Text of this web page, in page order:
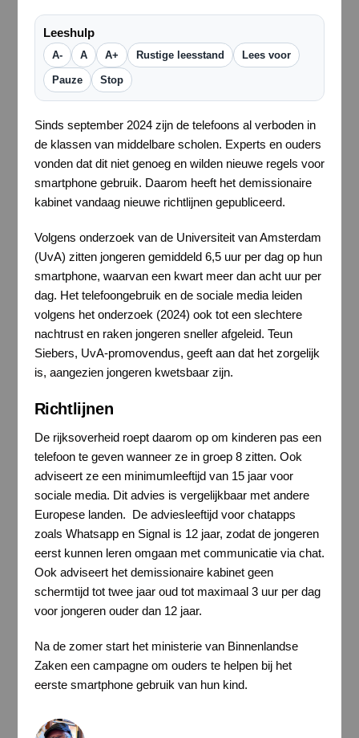
Leeshulp
A- A A+ Rustige leesstand Lees voor
Pauze Stop
Sinds september 2024 zijn de telefoons al verboden in
de klassen van middelbare scholen. Experts en ouders
vonden dat dit niet genoeg en wilden nieuwe regels voor
smartphone gebruik. Daarom heeft het demissionaire
kabinet vandaag nieuwe richtlijnen gepubliceerd.
Volgens onderzoek van de Universiteit van Amsterdam
(UvA) zitten jongeren gemiddeld 6,5 uur per dag op hun
smartphone, waarvan een kwart meer dan acht uur per
dag. Het telefoongebruik en de sociale media leiden
volgens het onderzoek (2024) ook tot een slechtere
nachtrust en raken jongeren sneller afgeleid. Teun
Siebers, UvA-promovendus, geeft aan dat het zorgelijk
is, aangezien jongeren kwetsbaar zijn.
Richtlijnen
De rijksoverheid roept daarom op om kinderen pas een
telefoon te geven wanneer ze in groep 8 zitten. Ook
adviseert ze een minimumleeftijd van 15 jaar voor
sociale media. Dit advies is vergelijkbaar met andere
Europese landen. De adviesleeftijd voor chatapps
zoals Whatsapp en Signal is 12 jaar, zodat de jongeren
eerst kunnen leren omgaan met communicatie via chat.
Ook adviseert het demissionaire kabinet geen
schermtijd tot twee jaar oud tot maximaal 3 uur per dag
voor jongeren ouder dan 12 jaar.
Na de zomer start het ministerie van Binnenlandse
Zaken een campagne om ouders te helpen bij het
eerste smartphone gebruik van hun kind.